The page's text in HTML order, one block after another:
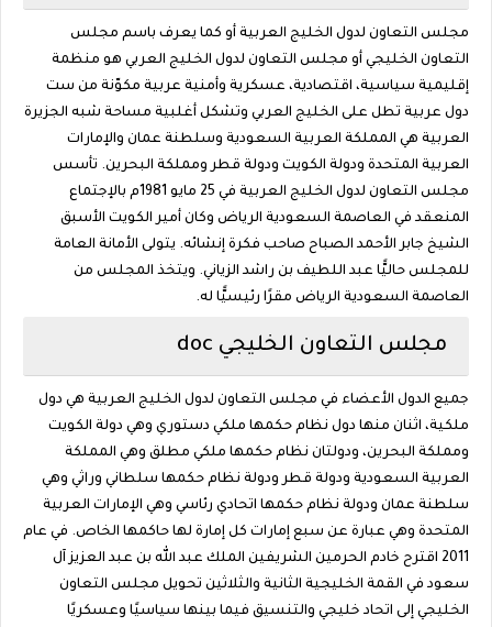
مجلس التعاون لدول الخليج العربية أو كما يعرف باسم مجلس
التعاون الخليجي أو مجلس التعاون لدول الخليج العربي هو منظمة
إقليمية سياسية، اقتصادية، عسكرية وأمنية عربية مكوّنة من ست
دول عربية تطل على الخليج العربي وتشكل أغلبية مساحة شبه الجزيرة
العربية هي المملكة العربية السعودية وسلطنة عمان والإمارات
العربية المتحدة ودولة الكويت ودولة قطر ومملكة البحرين. تأسس
مجلس التعاون لدول الخليج العربية في 25 مايو 1981م بالإجتماع
المنعقد في العاصمة السعودية الرياض وكان أمير الكويت الأسبق
الشيخ جابر الأحمد الصباح صاحب فكرة إنشائه. يتولى الأمانة العامة
للمجلس حاليًّا عبد اللطيف بن راشد الزياني. ويتخذ المجلس من
العاصمة السعودية الرياض مقرًا رئيسيًّا له.
مجلس التعاون الخليجي doc
جميع الدول الأعضاء في مجلس التعاون لدول الخليج العربية هي دول
ملكية، اثنان منها دول نظام حكمها ملكي دستوري وهي دولة الكويت
ومملكة البحرين، ودولتان نظام حكمها ملكي مطلق وهي المملكة
العربية السعودية ودولة قطر ودولة نظام حكمها سلطاني وراثي وهي
سلطنة عمان ودولة نظام حكمها اتحادي رئاسي وهي الإمارات العربية
المتحدة وهي عبارة عن سبع إمارات كل إمارة لها حاكمها الخاص. في عام
2011 اقترح خادم الحرمين الشريفين الملك عبد الله بن عبد العزيز آل
سعود في القمة الخليجية الثانية والثلاثين تحويل مجلس التعاون
الخليجي إلى اتحاد خليجي والتنسيق فيما بينها سياسيًا وعسكريًا